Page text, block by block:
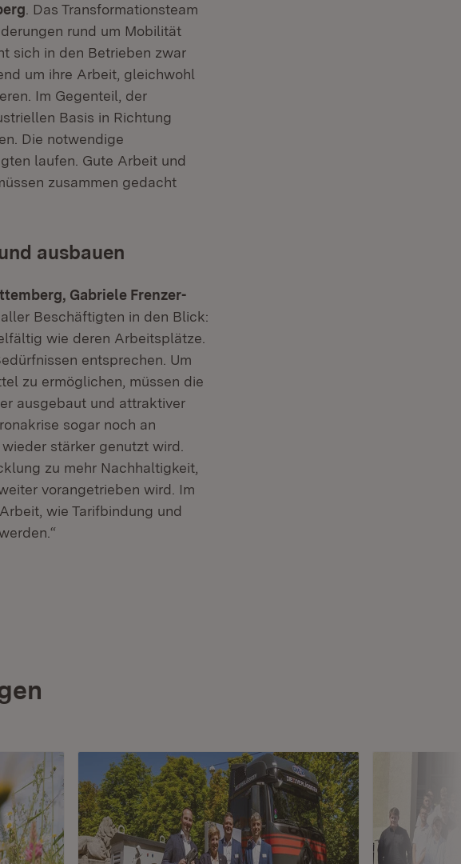
. Das Transformationsteam
rund um Mobilität
sich in den Betrieben zwar
um ihre Arbeit, gleichwohl
Im Gegenteil, der
Basis in Richtung
Die notwendige
laufen. Gute Arbeit und
zusammen gedacht
ausbauen
Gabriele Frenzer-
Beschäftigten in den Blick:
wie deren Arbeitsplätze.
entsprechen. Um
zu ermöglichen, müssen die
ausgebaut und attraktiver
sogar noch an
stärker genutzt wird.
zu mehr Nachhaltigkeit,
vorangetrieben wird. Im
wie Tarifbindung und